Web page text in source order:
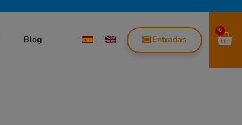
Blog Entradas
0